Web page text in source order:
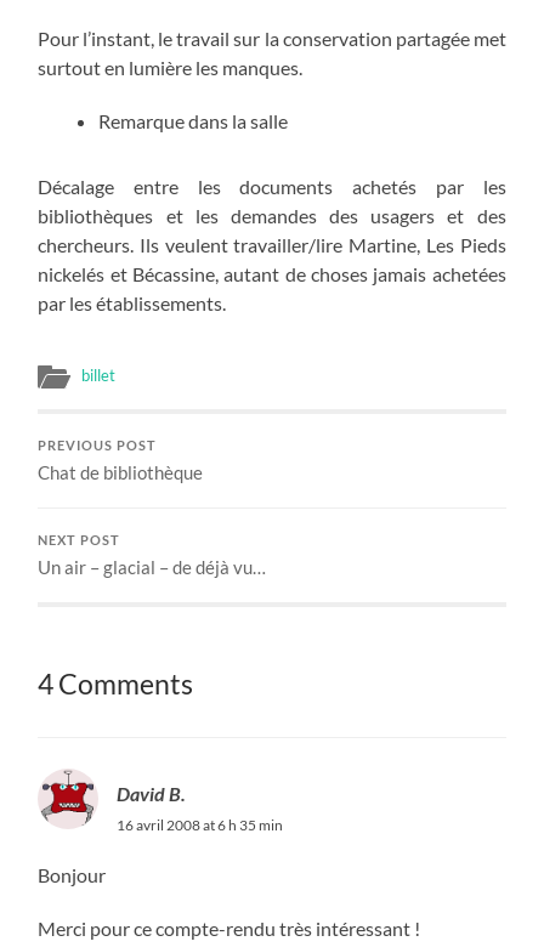
Pour l’instant, le travail sur la conservation partagée met
surtout en lumière les manques.
Remarque dans la salle
Décalage entre les documents achetés par les
bibliothèques et les demandes des usagers et des
chercheurs. Ils veulent travailler/lire Martine, Les Pieds
nickelés et Bécassine, autant de choses jamais achetées
par les établissements.
billet
PREVIOUS POST
Chat de bibliothèque
NEXT POST
Un air – glacial – de déjà vu…
4 Comments
David B.
16 avril 2008 at 6 h 35 min
Bonjour
Merci pour ce compte-rendu très intéressant !